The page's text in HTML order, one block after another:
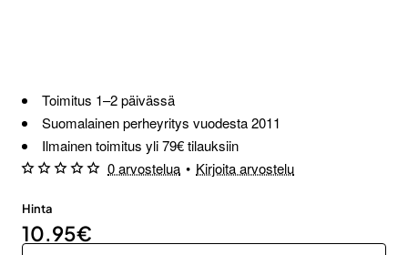
Toimitus 1–2 päivässä
Suomalainen perheyritys vuodesta 2011
Ilmainen toimitus yli 79€ tilauksiin
0 arvostelua • Kirjoita arvostelu
Hinta
10.95€